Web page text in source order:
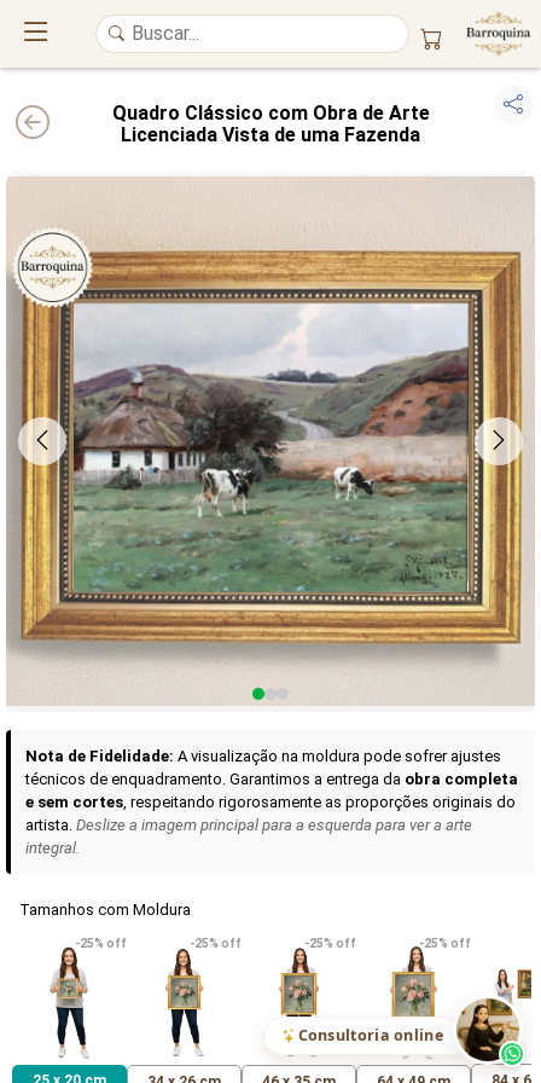
UM ATELIÊ 100% FINE ART
Trazemos a imponência dasmaiores obras de arte do mundopara o
alto padrão da sua casa. Nosso acervo reúne a genialidade degrandes
pintores renomados, resgatandoartes reaise o requinte inconfundível
das obras doséculo XIX. Produção artesanal emCanvas 100% Algodão
,
molduras emMadeira Maciçae impressão comPigmentação Mineral
QUALIDADE DE MUSEU GARANTIA ETERNA
Curadoria das Campanhas
A seleção de obras-primas apresentadas em nossos vídeos nas redes
sociais, reunidas aqui para sua apreciação.
VER DETALHES
Madona de Loreto
R$ 538,42
VER DETALHES
Narciso- caravaggio
R$ 365,92
VER
Maria
uma Rosa
R$ 365,92
Consultoria online
Quadro Clássico com Obra de Arte
Licenciada Vista de uma Fazenda
Nota de Fidelidade: A visualização na moldura pode sofrer ajustes
técnicos de enquadramento. Garantimos a entrega da obra completa
e sem cortes, respeitando rigorosamente as proporções originais do
artista. Deslize a imagem principal para a esquerda para ver a arte
integral.
Tamanhos com Moldura
-25% off -25% off -25% off -25% off